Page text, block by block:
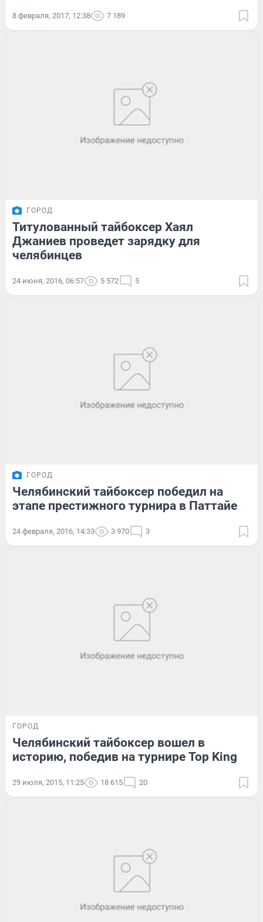
8 февраля, 2017, 12:38 7 189
ГОРОД
Титулованный тайбоксер Хаял
Джаниев проведет зарядку для
челябинцев
24 июня, 2016, 06:57 5 572 5
ГОРОД
Челябинский тайбоксер победил на
этапе престижного турнира в Паттайе
24 февраля, 2016, 14:33 3 970 3
ГОРОД
Челябинский тайбоксер вошел в
историю, победив на турнире Top King
29 июля, 2015, 11:25 18 615 20